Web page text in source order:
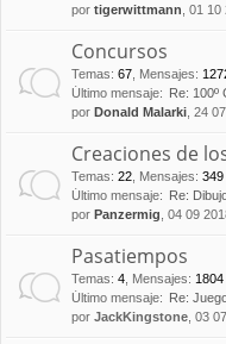
por tigerwittmann , 01
Concursos
Temas: 67 Mensajes:
Último mensaje:
Re: 100º
por Donald Malarki , 24
Creaciones de
Temas: 22 Mensajes: 349
Último mensaje:
Re:
por Panzermig , 04 09
Pasatiempos
Temas: 4 Mensajes: 1804
Último mensaje:
Re:
por JackKingstone , 03